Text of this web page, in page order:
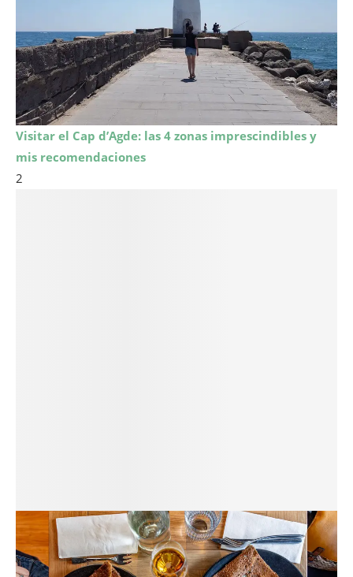
Visitar el Cap d’Agde: las 4 zonas imprescindibles y
mis recomendaciones
2